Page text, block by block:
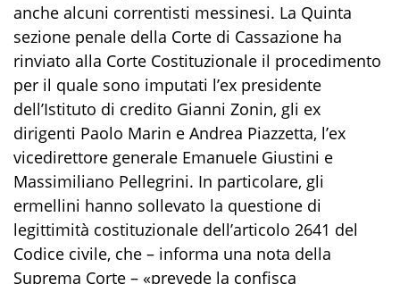
anche alcuni correntisti messinesi. La Quinta
sezione penale della Corte di Cassazione ha
rinviato alla Corte Costituzionale il procedimento
per il quale sono imputati l’ex presidente
dell’Istituto di credito Gianni Zonin, gli ex
dirigenti Paolo Marin e Andrea Piazzetta, l’ex
vicedirettore generale Emanuele Giustini e
Massimiliano Pellegrini. In particolare, gli
ermellini hanno sollevato la questione di
legittimità costituzionale dell’articolo 2641 del
Codice civile, che – informa una nota della
Suprema Corte – «prevede la confisca